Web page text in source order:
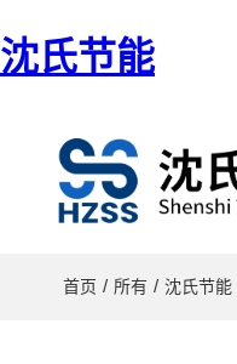
沈氏节能
首页 / 所有 / 沈氏节能